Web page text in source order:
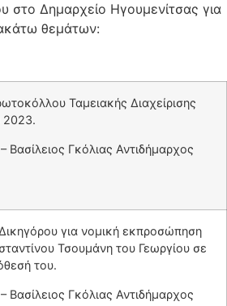
στο Δημαρχείο Ηγουμενίτσας για
θεμάτων:
Ταμειακής Διαχείρισης
2023.
Βασίλειος Γκόλιας Αντιδήμαρχος
για νομική εκπροσώπηση
Τσουμάνη του Γεωργίου σε
του.
Βασίλειος Γκόλιας Αντιδήμαρχος